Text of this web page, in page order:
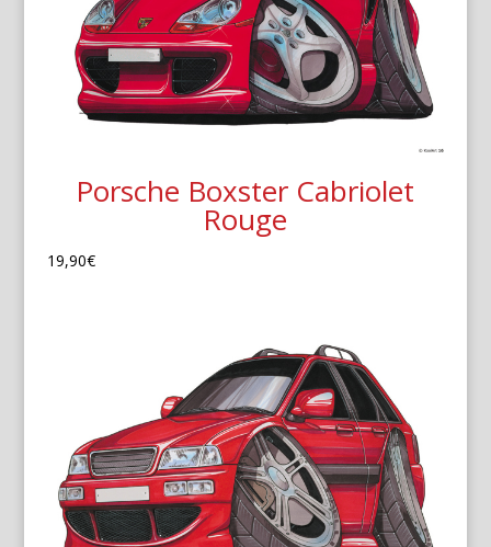
Porsche Boxster Cabriolet
Rouge
19,90€